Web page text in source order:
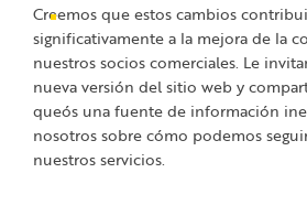
Creemos que estos cambios
significativamente a la mejora de la
nuestros socios comerciales. Le
nueva versión del sitio web y
queós una fuente de información
nosotros sobre cómo podemos
nuestros servicios.